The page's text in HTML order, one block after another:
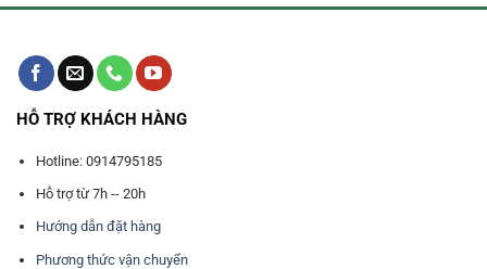
HỖ TRỢ KHÁCH HÀNG
Hotline: 0914795185
Hỗ trợ từ 7h -- 20h
Hướng dẫn đặt hàng
Phương thức vận chuyển